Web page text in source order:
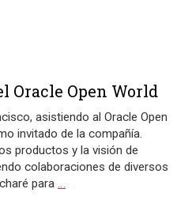
Oracle Open World
asistiendo al Oracle Open
invitado de la compañía.
productos y la visión de
colaboraciones de diversos
para …